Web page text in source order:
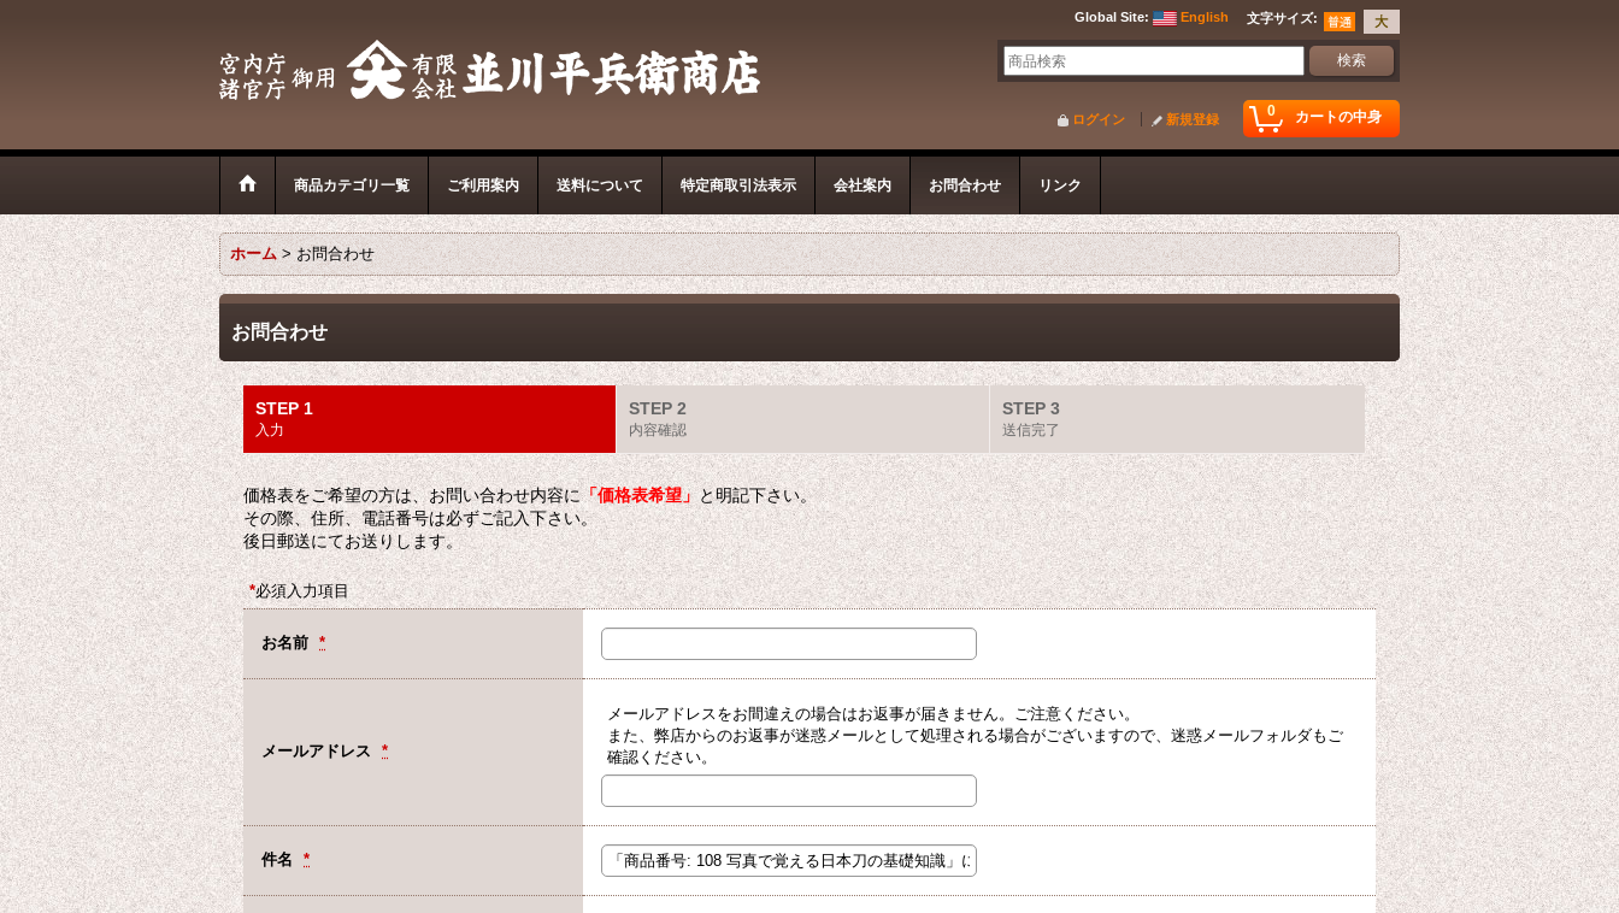
文字サイズ:
Global Site: English
0 カートの中身
ログイン 新規登録
商品カテゴリ一覧 ご利用案内 送料について 特定商取引法表示 会社案内 お問合わせ リンク
ホーム > お問合わせ
お問合わせ
STEP 1
入力
STEP 2
内容確認
STEP 3
送信完了
価格表をご希望の方は、お問い合わせ内容に「価格表希望」と明記下さい。
その際、住所、電話番号は必ずご記入下さい。
後日郵送にてお送りします。
*必須入力項目
お名前 *
メールアドレス *
メールアドレスをお間違えの場合はお返事が届きません。ご注意ください。
また、弊店からのお返事が迷惑メールとして処理される場合がございますので、迷惑メールフォルダもご
確認ください。
件名 *